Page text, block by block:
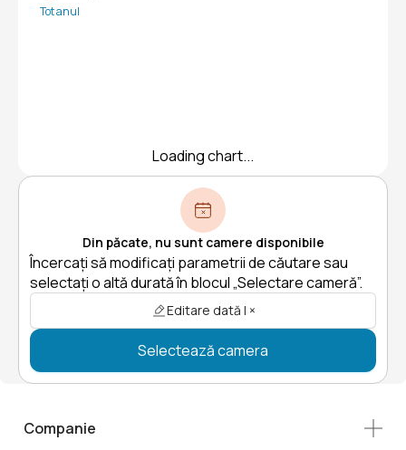
Tot anul
Loading chart...
Din păcate, nu sunt camere disponibile
Încercați să modificați parametrii de căutare sau
selectați o altă durată în blocul „Selectare cameră”.
Editare dată | ×
Selectează camera
Companie